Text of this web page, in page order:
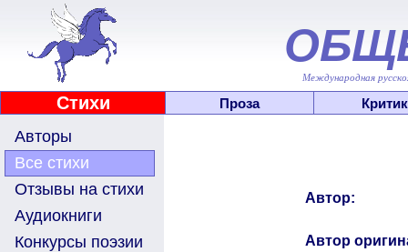
Международная
Стихи Проза
Авторы
Все стихи
Отзывы на стихи
Аудиокниги
Конкурсы поэзии
Автор:
Автор